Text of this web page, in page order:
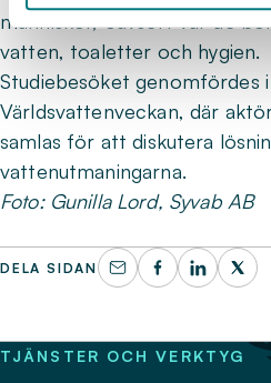
människor, oavsett var de
vatten, toaletter och hygien.
Studiebesöket genomfördes
Världsvattenveckan, där
samlas för att diskutera
vattenutmaningarna.
Foto: Gunilla Lord, Syvab AB
DELA SIDAN
TJÄNSTER OCH VERKTYG